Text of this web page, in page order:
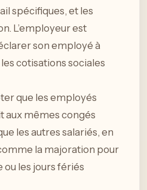
spécifiques, et les
L’employeur est
son employé à
les cotisations sociales
que les employés
aux mêmes congés
les autres salariés, en
la majoration pour
ou les jours fériés